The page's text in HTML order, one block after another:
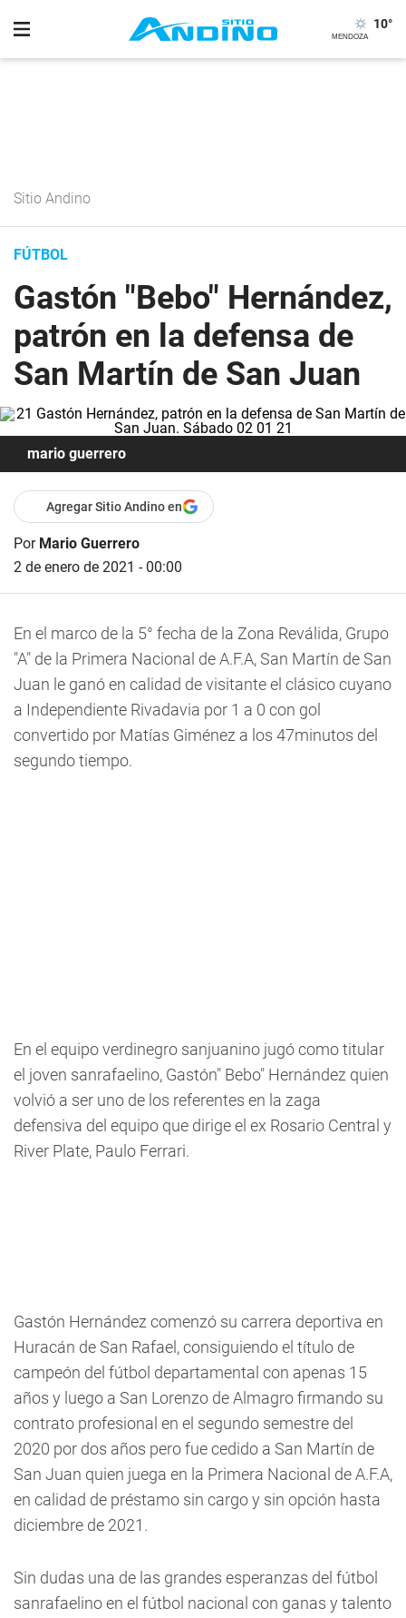
10°
Sitio Andino
FÚTBOL
Gastón "Bebo" Hernández,
patrón en la defensa de
San Martín de San Juan
mario guerrero
Agregar Sitio Andino en
Por Mario Guerrero
2 de enero de 2021 - 00:00
En el marco de la 5° fecha de la Zona Reválida, Grupo
"A" de la Primera Nacional de A.F.A, San Martín de San
Juan le ganó en calidad de visitante el clásico cuyano
a Independiente Rivadavia por 1 a 0 con gol
convertido por Matías Giménez a los 47minutos del
segundo tiempo.
En el equipo verdinegro sanjuanino jugó como titular
el joven sanrafaelino, Gastón" Bebo" Hernández quien
volvió a ser uno de los referentes en la zaga
defensiva del equipo que dirige el ex Rosario Central y
River Plate, Paulo Ferrari.
Gastón Hernández comenzó su carrera deportiva en
Huracán de San Rafael, consiguiendo el título de
campeón del fútbol departamental con apenas 15
años y luego a San Lorenzo de Almagro firmando su
contrato profesional en el segundo semestre del
2020 por dos años pero fue cedido a San Martín de
San Juan quien juega en la Primera Nacional de A.F.A,
en calidad de préstamo sin cargo y sin opción hasta
diciembre de 2021.
Sin dudas una de las grandes esperanzas del fútbol
sanrafaelino en el fútbol nacional con ganas y talento